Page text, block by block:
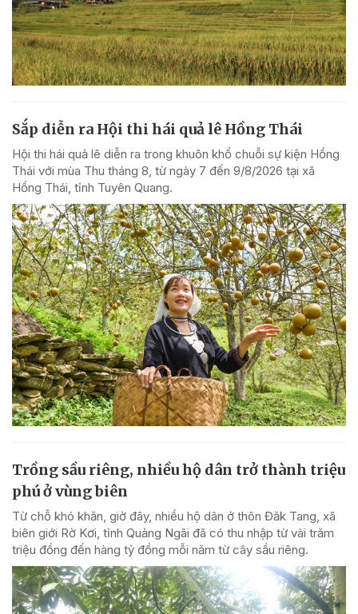
Sắp diễn ra Hội thi hái quả lê Hồng Thái
Hội thi hái quả lê diễn ra trong khuôn khổ chuỗi sự kiện Hồng
Thái với mùa Thu tháng 8, từ ngày 7 đến 9/8/2026 tại xã
Hồng Thái, tỉnh Tuyên Quang.
Trồng sầu riêng, nhiều hộ dân trở thành triệu
phú ở vùng biên
Từ chỗ khó khăn, giờ đây, nhiều hộ dân ở thôn Đăk Tang, xã
biên giới Rờ Kơi, tỉnh Quảng Ngãi đã có thu nhập từ vài trăm
triệu đồng đến hàng tỷ đồng mỗi năm từ cây sầu riêng.